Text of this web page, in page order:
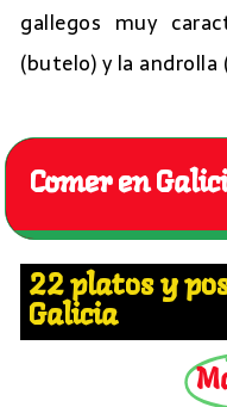
gallegos muy
(butelo) y la androlla
Comer en
22 platos y
Galicia